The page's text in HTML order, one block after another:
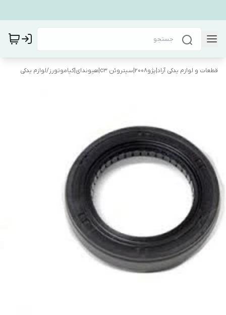
قطعات و لوازم یدکی آراد|پژو۲۰۰۸|سیتروئن c3|هیوندای|کیاموتورز /لوازم یدکی